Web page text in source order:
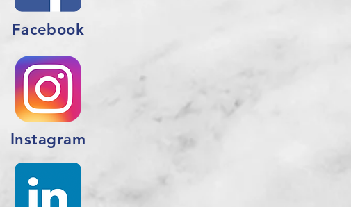
Facebook
Instagram